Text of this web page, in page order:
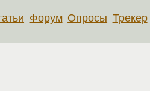
Форум Опросы Трекер